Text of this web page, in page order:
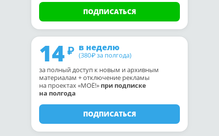
ПОДПИСАТЬСЯ
14 в неделю
(380₽ за полгода)
за полный доступ к новым и архивным
материалам + отключение рекламы
на проектах «МОЁ!» при подписке
на полгода
ПОДПИСАТЬСЯ